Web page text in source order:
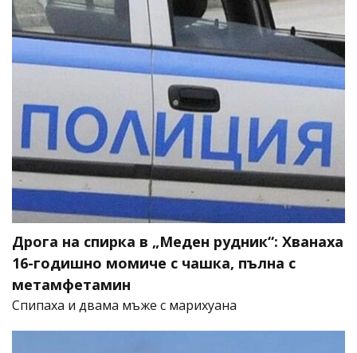
Дрога на спирка в „Меден рудник“: Хванаха
16-годишно момиче с чашка, пълна с
метамфетамин
Спипаха и двама мъже с марихуана